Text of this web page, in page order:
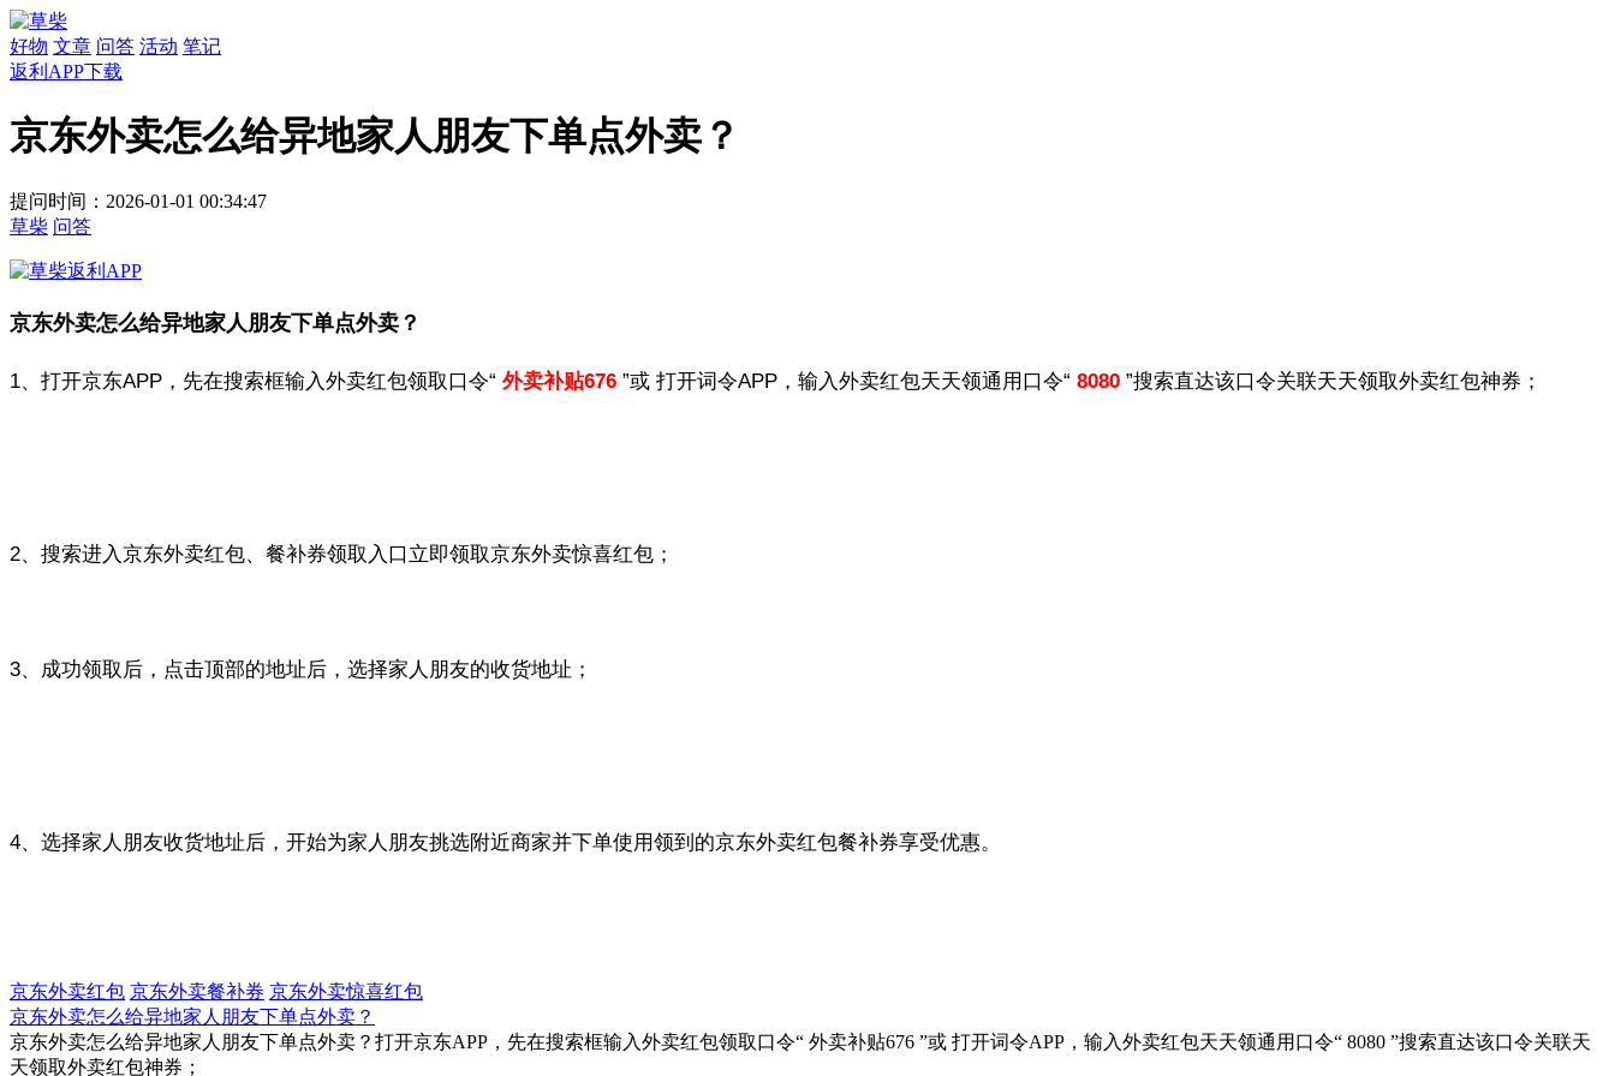
好物 文章 问答 活动 笔记
返利APP下载
京东外卖怎么给异地家人朋友下单点外卖？
提问时间：2026-01-01 00:34:47
草柴 问答
京东外卖怎么给异地家人朋友下单点外卖？
1、打开京东APP，先在搜索框输入外卖红包领取口令“ 外卖补贴676 ”或 打开词令APP，输入外卖红包天天领通用口令“ 8080 ”搜索直达该口令关联天天领取外卖红包神券；
2、搜索进入京东外卖红包、餐补券领取入口立即领取京东外卖惊喜红包；
3、成功领取后，点击顶部的地址后，选择家人朋友的收货地址；
4、选择家人朋友收货地址后，开始为家人朋友挑选附近商家并下单使用领到的京东外卖红包餐补券享受优惠。
京东外卖红包 京东外卖餐补券 京东外卖惊喜红包
京东外卖怎么给异地家人朋友下单点外卖？
京东外卖怎么给异地家人朋友下单点外卖？打开京东APP，先在搜索框输入外卖红包领取口令“ 外卖补贴676 ”或 打开词令APP，输入外卖红包天天领通用口令“ 8080 ”搜索直达该口令关联天
天领取外卖红包神券；